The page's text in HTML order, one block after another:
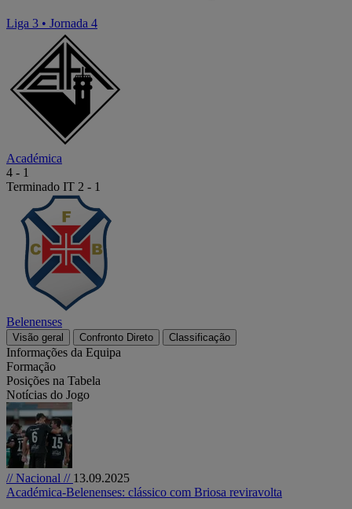
Liga 3 • Jornada 4
Académica
4 - 1
Terminado IT 2 - 1
Belenenses
Visão geral Confronto Direto Classificação
Informações da Equipa
Formação
Posições na Tabela
Notícias do Jogo
// Nacional // 13.09.2025
Académica-Belenenses: clássico com Briosa reviravolta